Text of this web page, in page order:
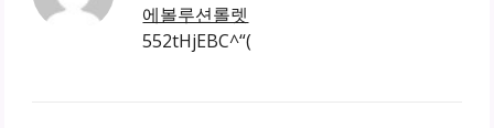
에볼루션롤렛
552tHjEBC^“(